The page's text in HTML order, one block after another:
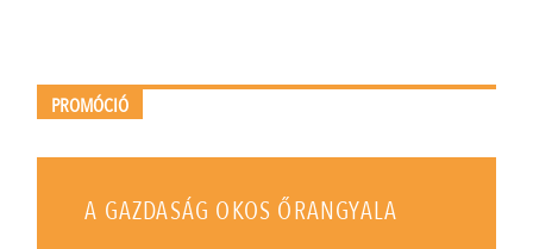
PROMÓCIÓ
A GAZDASÁG OKOS ŐRANGYALA